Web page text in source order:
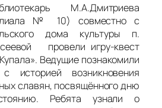
М.А.Дмитриева
№ 10) совместно с
дома культуры п.
провели игру-квест
Ведущие познакомили
с историей возникновения
славян, посвящённого дню
Ребята узнали о